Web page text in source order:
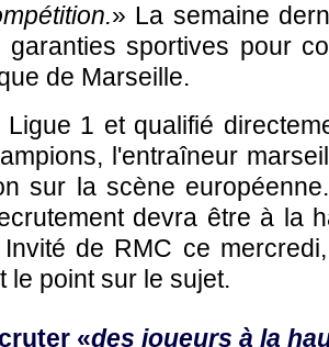
» La semaine
garanties sportives pour
de Marseille.
Ligue 1 et qualifié
l'entraîneur
sur la scène
devra être à la
de RMC ce
le point sur le sujet.
«des joueurs à la